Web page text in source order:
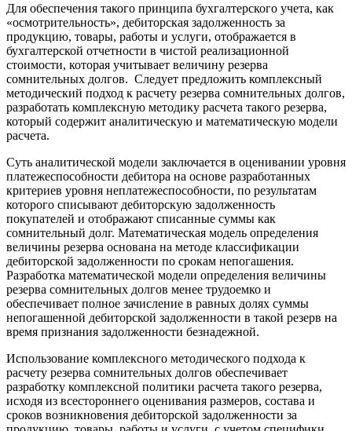
Для обеспечения такого принципа бухгалтерского учета, как
«осмотрительность», дебиторская задолженность за
продукцию, товары, работы и услуги, отображается в
бухгалтерской отчетности в чистой реализационной
стоимости, которая учитывает величину резерва
сомнительных долгов. Следует предложить комплексный
методический подход к расчету резерва сомнительных долгов,
разработать комплексную методику расчета такого резерва,
который содержит аналитическую и математическую модели
расчета.
Суть аналитической модели заключается в оценивании уровня
платежеспособности дебитора на основе разработанных
критериев уровня неплатежеспособности, по результатам
которого списывают дебиторскую задолженность
покупателей и отображают списанные суммы как
сомнительный долг. Математическая модель определения
величины резерва основана на методе классификации
дебиторской задолженности по срокам непогашения.
Разработка математической модели определения величины
резерва сомнительных долгов менее трудоемко и
обеспечивает полное зачисление в равных долях суммы
непогашенной дебиторской задолженности в такой резерв на
время признания задолженности безнадежной.
Использование комплексного методического подхода к
расчету резерва сомнительных долгов обеспечивает
разработку комплексной политики расчета такого резерва,
исходя из всестороннего оценивания размеров, состава и
сроков возникновения дебиторской задолженности за